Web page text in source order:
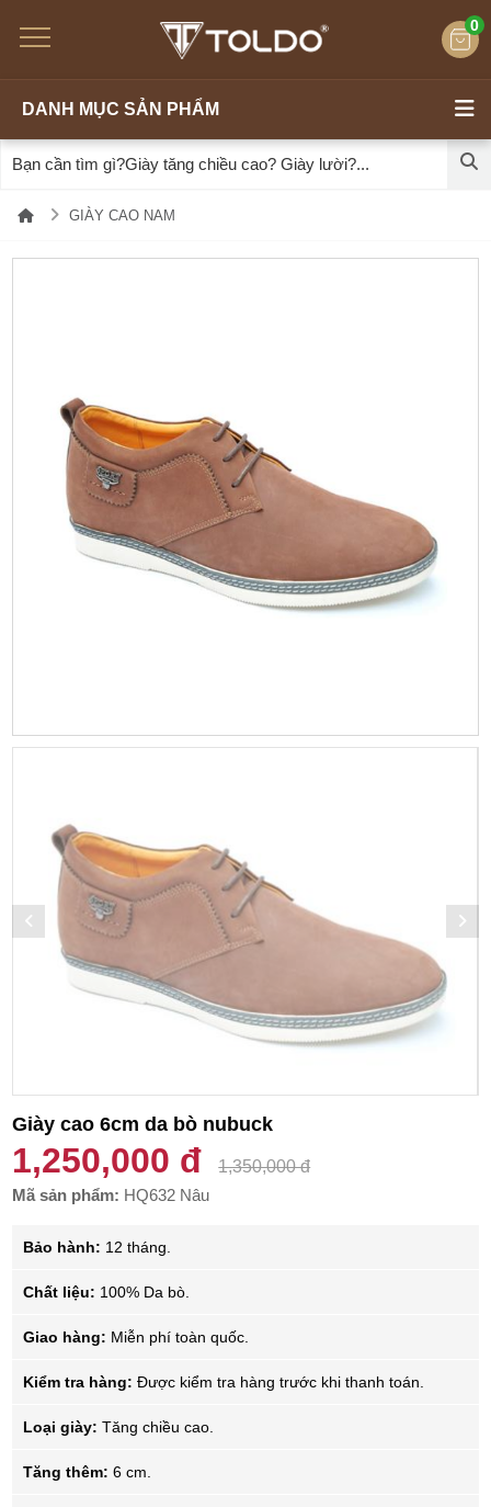
0
DANH MỤC SẢN PHẨM
GIÀY CAO NAM
Giày cao 6cm da bò nubuck
1,250,000 đ
1,350,000 đ
Mã sản phẩm: HQ632 Nâu
Bảo hành: 12 tháng.
Chất liệu: 100% Da bò.
Giao hàng: Miễn phí toàn quốc.
Kiểm tra hàng: Được kiểm tra hàng trước khi thanh toán.
Loại giày: Tăng chiều cao.
Tăng thêm: 6 cm.